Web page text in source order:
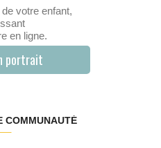
votre enfant,
en ligne.
portrait
COMMUNAUTÉ